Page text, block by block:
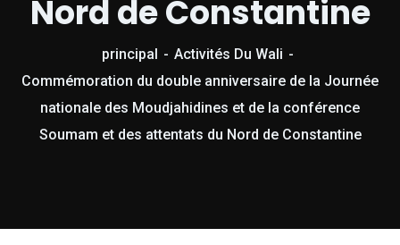
Nord de Constantine
principal
Activités Du Wali
Commémoration du double anniversaire de la Journée
nationale des Moudjahidines et de la conférence
Soumam et des attentats du Nord de Constantine